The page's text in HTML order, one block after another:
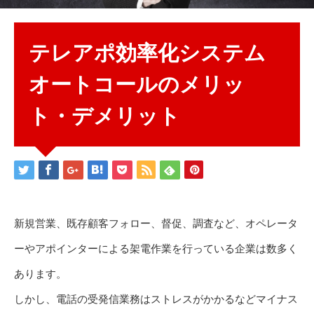
テレアポ効率化システム
オートコールのメリッ
ト・デメリット
新規営業、既存顧客フォロー、督促、調査など、オペレータ
ーやアポインターによる架電作業を行っている企業は数多く
あります。
しかし、電話の受発信業務はストレスがかかるなどマイナス